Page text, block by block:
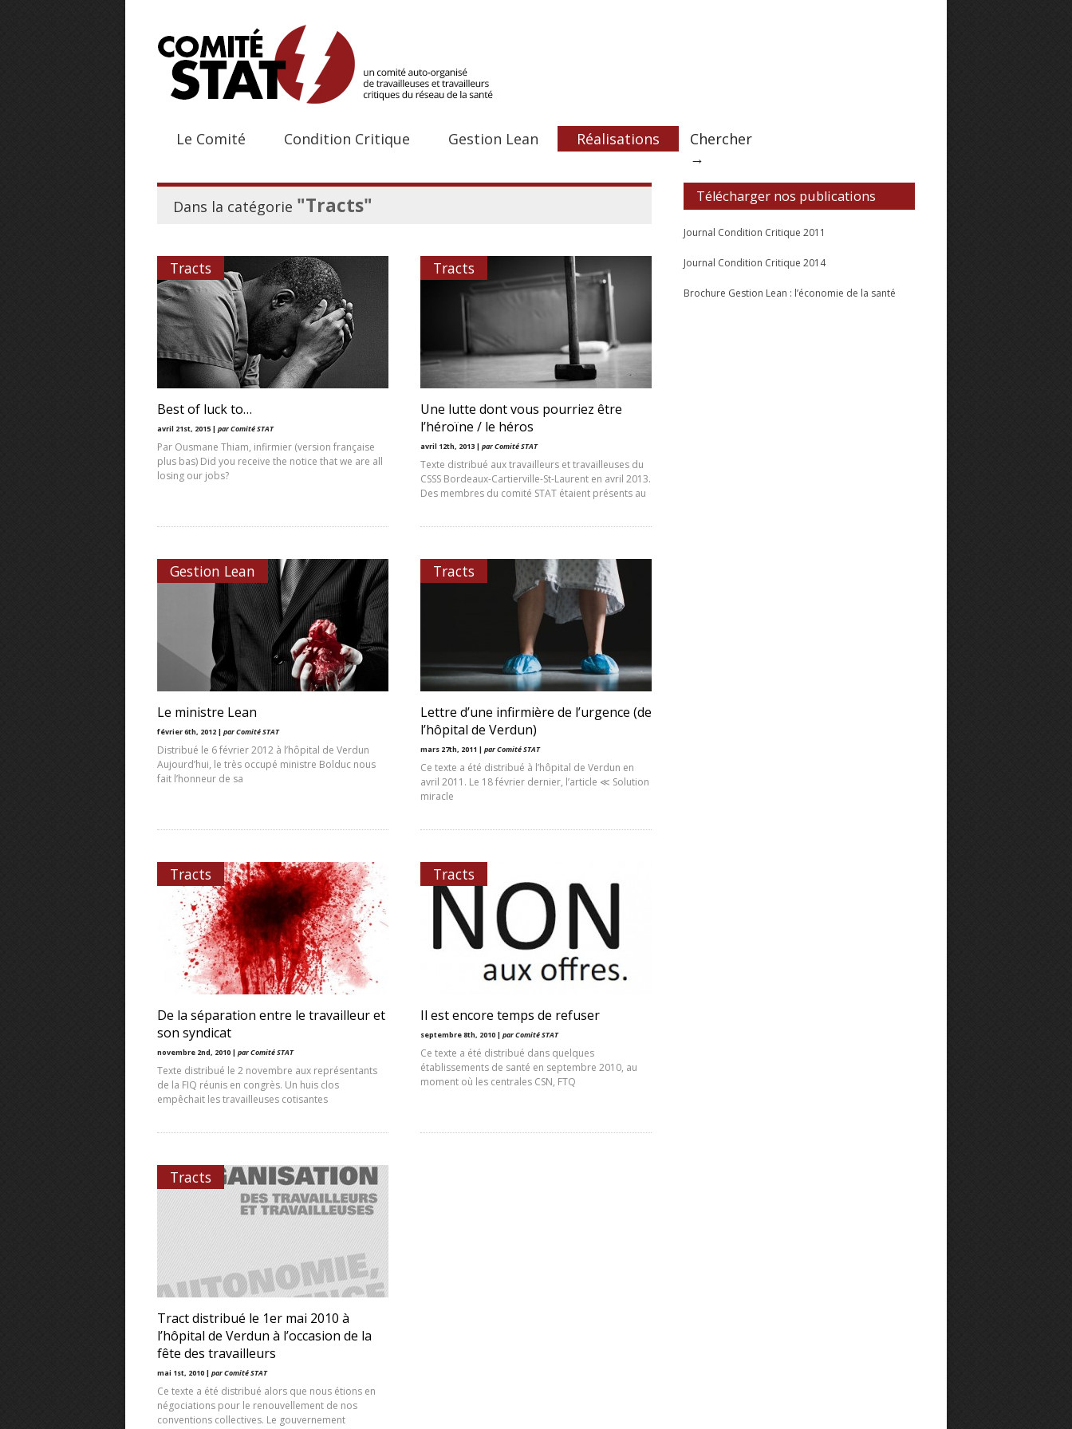
Le Comité Condition Critique Gestion Lean Réalisations
Chercher
→
Dans la catégorie "Tracts"
Tracts
Best of luck to…
avril 21st, 2015 | par Comité STAT
Par Ousmane Thiam, infirmier (version française
plus bas) Did you receive the notice that we are all
losing our jobs?
Tracts
Une lutte dont vous pourriez être
l’héroïne / le héros
avril 12th, 2013 | par Comité STAT
Texte distribué aux travailleurs et travailleuses du
CSSS Bordeaux-Cartierville-St-Laurent en avril 2013.
Des membres du comité STAT étaient présents au
Gestion Lean
Le ministre Lean
février 6th, 2012 | par Comité STAT
Distribué le 6 février 2012 à l’hôpital de Verdun
Aujourd’hui, le très occupé ministre Bolduc nous
fait l’honneur de sa
Tracts
Lettre d’une infirmière de l’urgence (de
l’hôpital de Verdun)
mars 27th, 2011 | par Comité STAT
Ce texte a été distribué à l’hôpital de Verdun en
avril 2011. Le 18 février dernier, l’article ≪ Solution
miracle
Tracts
De la séparation entre le travailleur et
son syndicat
novembre 2nd, 2010 | par Comité STAT
Texte distribué le 2 novembre aux représentants
de la FIQ réunis en congrès. Un huis clos
empêchait les travailleuses cotisantes
Tracts
Il est encore temps de refuser
septembre 8th, 2010 | par Comité STAT
Ce texte a été distribué dans quelques
établissements de santé en septembre 2010, au
moment où les centrales CSN, FTQ
Tracts
Tract distribué le 1er mai 2010 à
l’hôpital de Verdun à l’occasion de la
fête des travailleurs
mai 1st, 2010 | par Comité STAT
Ce texte a été distribué alors que nous étions en
négociations pour le renouvellement de nos
conventions collectives. Le gouvernement
Télécharger nos publications
Journal Condition Critique 2011
Journal Condition Critique 2014
Brochure Gestion Lean : l’économie de la santé